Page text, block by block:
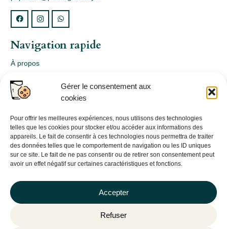
Gérer le consentement aux
cookies
Pour offrir les meilleures expériences, nous utilisons des technologies
telles que les cookies pour stocker et/ou accéder aux informations des
appareils. Le fait de consentir à ces technologies nous permettra de traiter
des données telles que le comportement de navigation ou les ID uniques
sur ce site. Le fait de ne pas consentir ou de retirer son consentement peut
avoir un effet négatif sur certaines caractéristiques et fonctions.
Accepter
Refuser
Navigation rapide
À propos
Webshop
Nos produits
Conception
Consultation
Contact
Informations légales
Politique de confidentialité
Politique de cookies (UE)